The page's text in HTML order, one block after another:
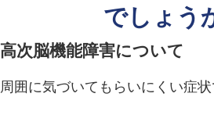
でしょう
高次脳機能障害について
周囲に気づいてもらいにくい症状